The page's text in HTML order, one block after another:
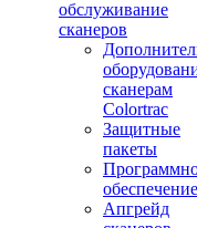
обслуживание
сканеров
сканерам
Colortrac
Защитные
пакеты
обеспечение
Апгрейд